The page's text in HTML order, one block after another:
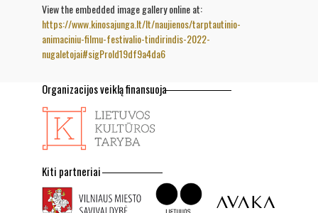
View the embedded image gallery online at:
https://www.kinosajunga.lt/lt/naujienos/tarptautinio-
animaciniu-filmu-festivalio-tindirindis-2022-
nugaletojai#sigProId19df9a4da6
Organizacijos veiklą finansuoja
Kiti partneriai